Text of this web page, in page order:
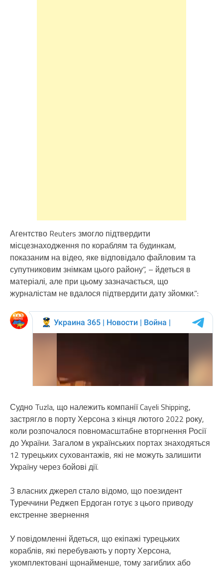
Агентство Reuters змогло підтвердити
місцезнаходження по кораблям та будинкам,
показаним на відео, яке відповідало файловим та
супутниковим знімкам цього району”, – йдеться в
матеріалі, але при цьому зазначається, що
журналістам не вдалося підтвердити дату зйомки.”:
Судно Tuzla, що належить компанії Cayeli Shipping,
застрягло в порту Херсона з кінця лютого 2022 року,
коли розпочалося повномасштабне вторгнення Росії
до України. Загалом в українських портах знаходяться
12 турецьких суховантажів, які не можуть залишити
Україну через бойові дії.
З власних джерел стало відомо, що поезидент
Туреччини Реджеп Ердоган готує з цього приводу
екстренне звернення
У повідомленні йдеться, що екіпажі турецьких
кораблів, які перебувають у порту Херсона,
укомплектовані щонайменше, тому загиблих або